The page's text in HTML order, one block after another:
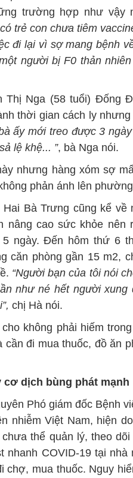
trường hợp như vậy
trẻ con chưa tiêm
đi lại vì sợ mang bệnh
người bị F0 thản
Thị Nga (58 tuổi) Đống
thời gian cách ly nhưng
ấy mới treo được 3
lệ khệ... ”, bà Nga nói.
nhưng hàng xóm sợ
phản ánh lên
Bà Trưng cũng kể
nâng cao sức khỏe nên
ngày. Đến hôm thứ 6
căn phòng gần 15 m2,
“Người bạn của tôi nói
như né hết người xung
chị Hà nói.
không phải hiếm
cần đi mua thuốc, đồ ăn
cơ dịch bùng phát mạnh
Phó giám đốc Bệnh
nhiễm Việt Nam, hiện
thể quản lý, theo
COVID-19 tại nhà
chợ, mua thuốc. Nguy